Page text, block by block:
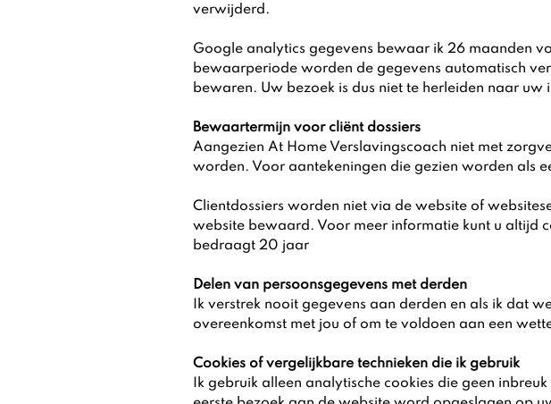
verwijderd.
Google analytics gegevens bewaar ik 26 maanden
bewaarperiode worden de gegevens automatisch
bewaren. Uw bezoek is dus niet te herleiden naar uw
Bewaartermijn voor cliënt dossiers
Aangezien At Home Verslavingscoach niet met
worden. Voor aantekeningen die gezien worden als
Clientdossiers worden niet via de website of
website bewaard. Voor meer informatie kunt u altijd
bedraagt 20 jaar
Delen van persoonsgegevens met derden
Ik verstrek nooit gegevens aan derden en als ik dat
overeenkomst met jou of om te voldoen aan een
Cookies of vergelijkbare technieken die ik gebruik
Ik gebruik alleen analytische cookies die geen